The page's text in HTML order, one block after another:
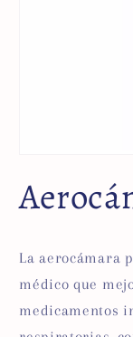
La aerocámara
médico que
medicamentos